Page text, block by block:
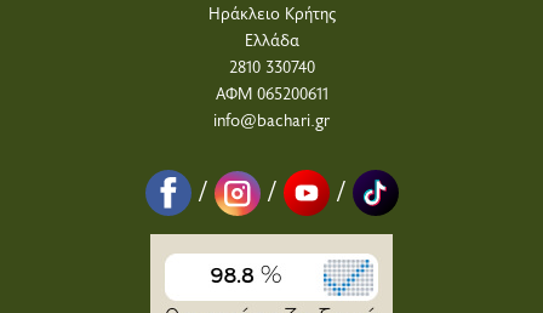
Ηράκλειο Κρήτης
Ελλάδα
2810 330740
ΑΦΜ 065200611
info@bachari.gr
/ / /